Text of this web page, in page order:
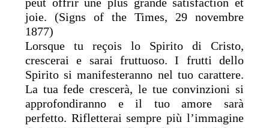
peut offrir une plus grande satisfaction et
joie. (Signs of the Times, 29 novembre
1877)
Lorsque tu reçois lo Spirito di Cristo,
crescerai e sarai fruttuoso. I frutti dello
Spirito si manifesteranno nel tuo carattere.
La tua fede crescerà, le tue convinzioni si
approfondiranno e il tuo amore sarà
perfetto. Rifletterai sempre più l’immagine